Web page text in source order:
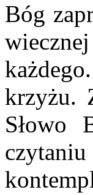
Bóg
krzyżu.
Słowo